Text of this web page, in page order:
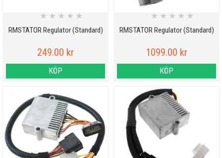
RMSTATOR Regulator (Standard)
★ ★ ★ ★ ★
249.00 kr
KÖP
RMSTATOR Regulator (Standard)
★ ★ ★ ★ ★
1099.00 kr
KÖP